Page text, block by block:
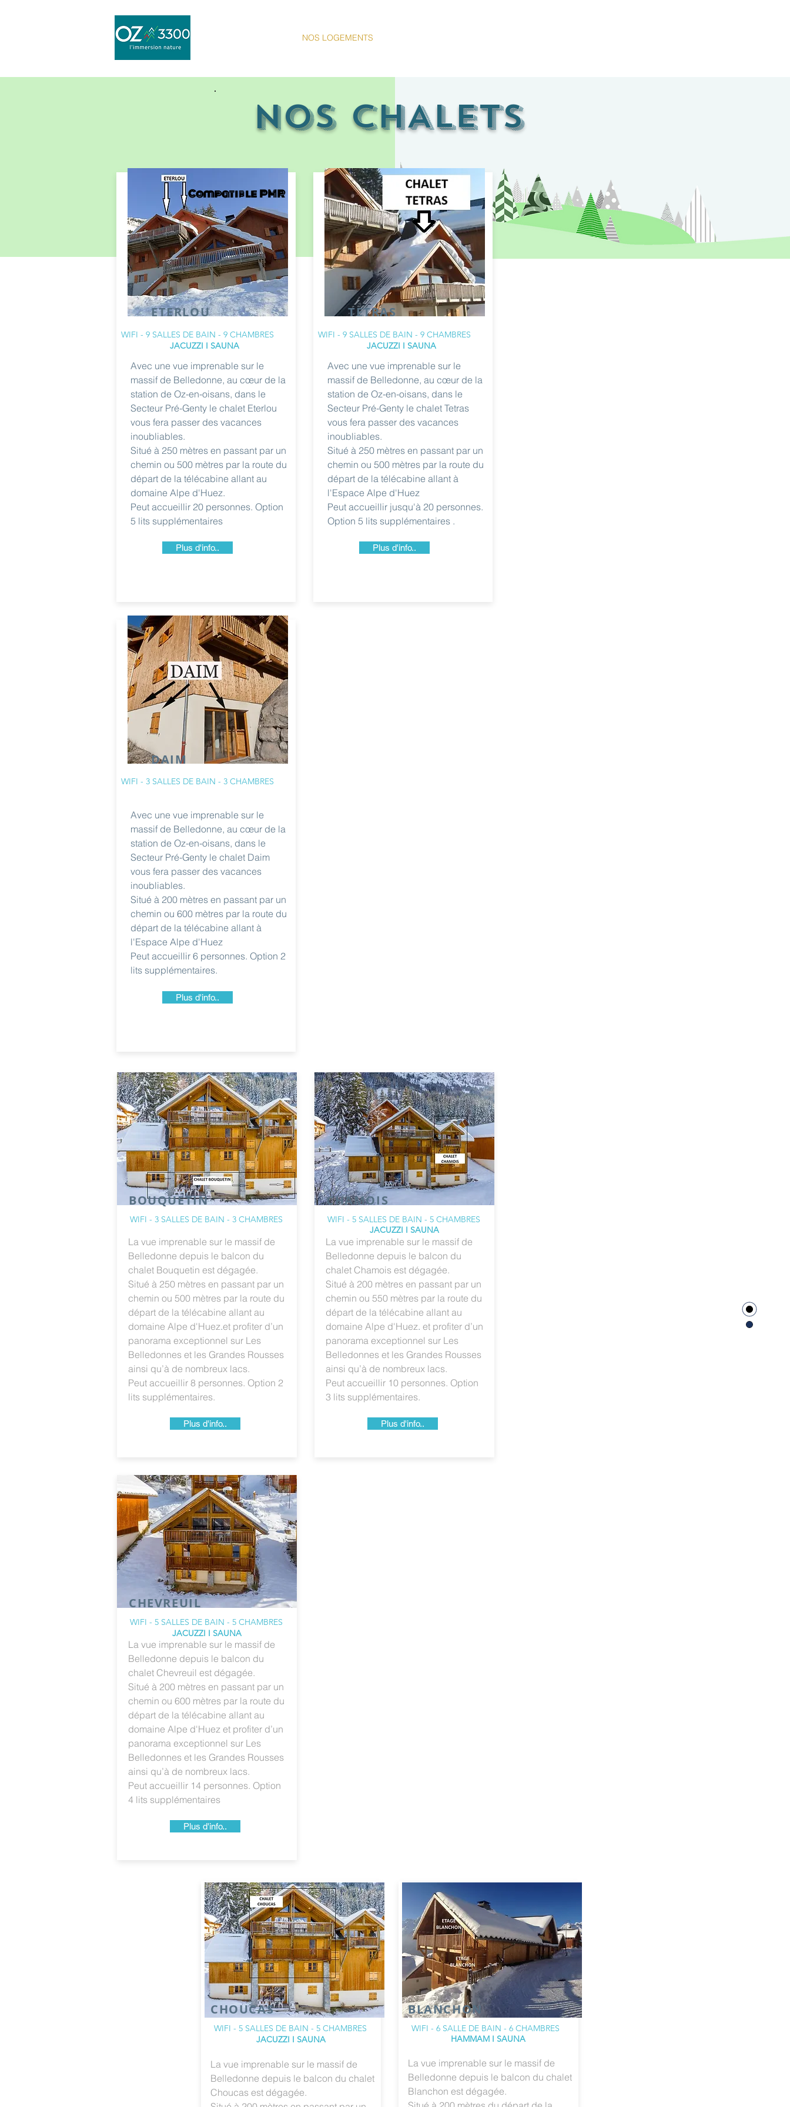
NOS LOGEMENTS
NOS CHALETS
ETERLOU
Compatible PMR
WIFI - 9 SALLES DE BAIN - 9 CHAMBRES
JACUZZI I SAUNA
Avec une vue imprenable sur le
massif de Belledonne, au cœur de la
station de Oz-en-oisans, dans le
Secteur Pré-Genty le chalet Eterlou
vous fera passer des vacances
inoubliables.
Situé à 250 mètres en passant par un
chemin ou 500 mètres par la route du
départ de la télécabine allant au
domaine Alpe d'Huez.
Peut accueillir 20 personnes. Option
5 lits supplémentaires
Plus d'info..
TETRAS
WIFI - 9 SALLES DE BAIN - 9 CHAMBRES
JACUZZI I SAUNA
Avec une vue imprenable sur le
massif de Belledonne, au cœur de la
station de Oz-en-oisans, dans le
Secteur Pré-Genty le chalet Tetras
vous fera passer des vacances
inoubliables.
Situé à 250 mètres en passant par un
chemin ou 500 mètres par la route du
départ de la télécabine allant à
l'Espace Alpe d'Huez
Peut accueillir jusqu'à 20 personnes.
Option 5 lits supplémentaires .
Plus d'info..
DAIM
WIFI - 3 SALLES DE BAIN - 3 CHAMBRES
Avec une vue imprenable sur le
massif de Belledonne, au cœur de la
station de Oz-en-oisans, dans le
Secteur Pré-Genty le chalet Daim
vous fera passer des vacances
inoubliables.
Situé à 200 mètres en passant par un
chemin ou 600 mètres par la route du
départ de la télécabine allant à
l'Espace Alpe d'Huez
Peut accueillir 6 personnes. Option 2
lits supplémentaires.
Plus d'info..
BOUQUETIN
La vue imprenable sur le massif de
Belledonne depuis le balcon du
chalet Bouquetin est dégagée.
Situé à 250 mètres en passant par un
chemin ou 500 mètres par la route du
départ de la télécabine allant au
domaine Alpe d'Huez.et profiter d’un
panorama exceptionnel sur Les
Belledonnes et les Grandes Rousses
ainsi qu’à de nombreux lacs.
Peut accueillir 8 personnes. Option 2
lits supplémentaires.
WIFI - 3 SALLES DE BAIN - 3 CHAMBRES
Plus d'info..
CHAMOIS
La vue imprenable sur le massif de
Belledonne depuis le balcon du
chalet Chamois est dégagée.
Situé à 200 mètres en passant par un
chemin ou 550 mètres par la route du
départ de la télécabine allant au
domaine Alpe d'Huez. et profiter d’un
panorama exceptionnel sur Les
Belledonnes et les Grandes Rousses
ainsi qu’à de nombreux lacs.
Peut accueillir 10 personnes. Option
3 lits supplémentaires.
WIFI - 5 SALLES DE BAIN - 5 CHAMBRES
JACUZZI I SAUNA
Plus d'info..
CHEVREUIL
La vue imprenable sur le massif de
Belledonne depuis le balcon du
chalet Chevreuil est dégagée.
Situé à 200 mètres en passant par un
chemin ou 600 mètres par la route du
départ de la télécabine allant au
domaine Alpe d'Huez et profiter d’un
panorama exceptionnel sur Les
Belledonnes et les Grandes Rousses
ainsi qu’à de nombreux lacs.
Peut accueillir 14 personnes. Option
4 lits supplémentaires
WIFI - 5 SALLES DE BAIN - 5 CHAMBRES
JACUZZI I SAUNA
Plus d'info..
CHOUCAS
WIFI - 5 SALLES DE BAIN - 5 CHAMBRES
JACUZZI I SAUNA
La vue imprenable sur le massif de
Belledonne depuis le balcon du chalet
Choucas est dégagée.
BLANCHON
WIFI - 6 SALLE DE BAIN - 6 CHAMBRES
HAMMAM I SAUNA
La vue imprenable sur le massif de
Belledonne depuis le balcon du chalet
Blanchon est dégagée.